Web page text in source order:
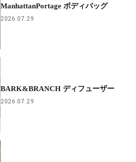
ManhattanPortage ボディバッグ
2026.07.29
BARK&BRANCH ディフューザー
2026.07.29